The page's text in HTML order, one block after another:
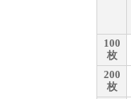
100
枚
200
枚